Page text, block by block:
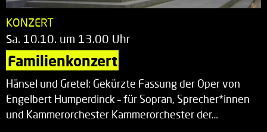
KONZERT
Sa. 10.10. um 13.00 Uhr
Familienkonzert
Hänsel und Gretel: Gekürzte Fassung der Oper von
Engelbert Humperdinck – für Sopran, Sprecher*innen
und Kammerorchester Kammerorchester der…